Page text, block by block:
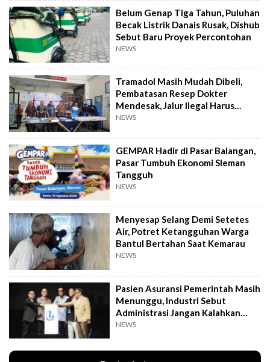
Belum Genap Tiga Tahun, Puluhan
Becak Listrik Danais Rusak, Dishub
Sebut Baru Proyek Percontohan
NEWS
Tramadol Masih Mudah Dibeli,
Pembatasan Resep Dokter
Mendesak, Jalur Ilegal Harus
Distop
NEWS
GEMPAR Hadir di Pasar Balangan,
Pasar Tumbuh Ekonomi Sleman
Tangguh
NEWS
Menyesap Selang Demi Setetes
Air, Potret Ketangguhan Warga
Bantul Bertahan Saat Kemarau
NEWS
Pasien Asuransi Pemerintah Masih
Menunggu, Industri Sebut
Administrasi Jangan Kalahkan
Kemanusiaan
NEWS